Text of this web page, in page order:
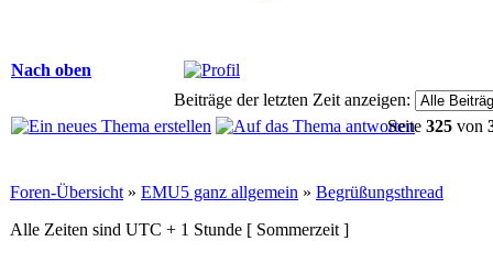
Nach oben
Beiträge der letzten Zeit anzeigen:
Seite 325 von
Foren-Übersicht » EMU5 ganz allgemein » Begrüßungsthread
Alle Zeiten sind UTC + 1 Stunde [ Sommerzeit ]